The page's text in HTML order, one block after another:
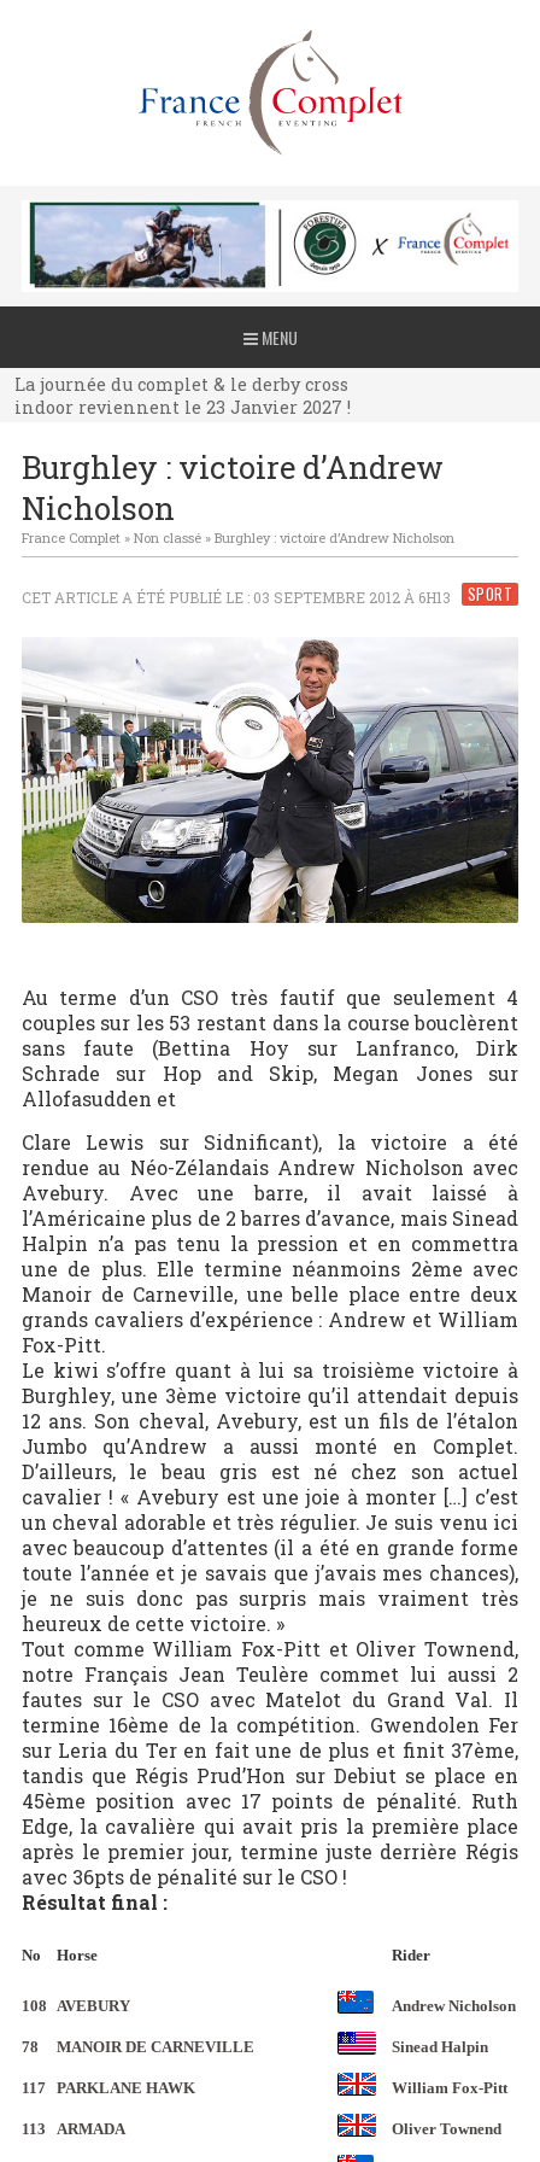
MENU
La journée du complet & le derby cross
indoor reviennent le 23 Janvier 2027 !
La journée du complet & le derby cross
indoor reviennent le 23 Janvier 2027 !
indoor reviennent le 23 Janvier 2027 !
Burghley : victoire d’Andrew
Nicholson
France Complet» Non classé» Burghley : victoire d’Andrew Nicholson
SPORT
CET ARTICLE A ÉTÉ PUBLIÉ LE : 03 SEPTEMBRE 2012 À 6H13
Au terme d’un CSO très fautif que seulement 4
couples sur les 53 restant dans la course bouclèrent
sans faute (Bettina Hoy sur Lanfranco, Dirk
Schrade sur Hop and Skip, Megan Jones sur
Allofasudden et
Clare Lewis sur Sidnificant), la victoire a été
rendue au Néo-Zélandais Andrew Nicholson avec
Avebury. Avec une barre, il avait laissé à
l’Américaine plus de 2 barres d’avance, mais Sinead
Halpin n’a pas tenu la pression et en commettra
une de plus. Elle termine néanmoins 2ème avec
Manoir de Carneville, une belle place entre deux
grands cavaliers d’expérience : Andrew et William
Fox-Pitt.
Le kiwi s’offre quant à lui sa troisième victoire à
Burghley, une 3ème victoire qu’il attendait depuis
12 ans. Son cheval, Avebury, est un fils de l’étalon
Jumbo qu’Andrew a aussi monté en Complet.
D’ailleurs, le beau gris est né chez son actuel
cavalier ! « Avebury est une joie à monter […] c’est
un cheval adorable et très régulier. Je suis venu ici
avec beaucoup d’attentes (il a été en grande forme
toute l’année et je savais que j’avais mes chances),
je ne suis donc pas surpris mais vraiment très
heureux de cette victoire. »
Tout comme William Fox-Pitt et Oliver Townend,
notre Français Jean Teulère commet lui aussi 2
fautes sur le CSO avec Matelot du Grand Val. Il
termine 16ème de la compétition. Gwendolen Fer
sur Leria du Ter en fait une de plus et finit 37ème,
tandis que Régis Prud’Hon sur Debiut se place en
45ème position avec 17 points de pénalité. Ruth
Edge, la cavalière qui avait pris la première place
après le premier jour, termine juste derrière Régis
avec 36pts de pénalité sur le CSO !
Résultat final :
No Horse Rider
108 AVEBURY Andrew Nicholson
78 MANOIR DE CARNEVILLE Sinead Halpin
117 PARKLANE HAWK William Fox-Pitt
113 ARMADA Oliver Townend